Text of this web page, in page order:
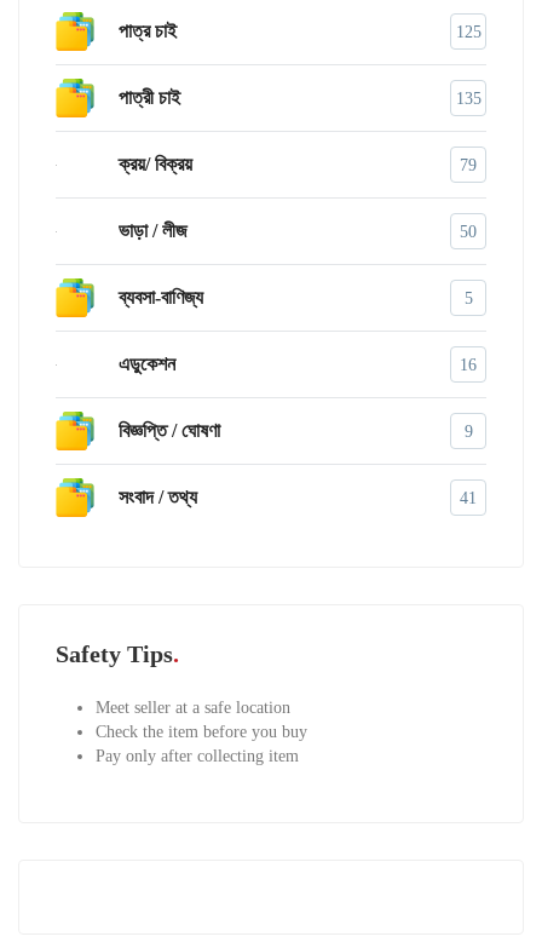
পাত্র চাই 125
পাত্রী চাই 135
ক্রয়/ বিক্রয় 79
ভাড়া / লীজ 50
ব্যবসা-বাণিজ্য 5
এডুকেশন 16
বিজ্ঞপ্তি / ঘোষণা 9
সংবাদ / তথ্য 41
Safety Tips
Meet seller at a safe location
Check the item before you buy
Pay only after collecting item